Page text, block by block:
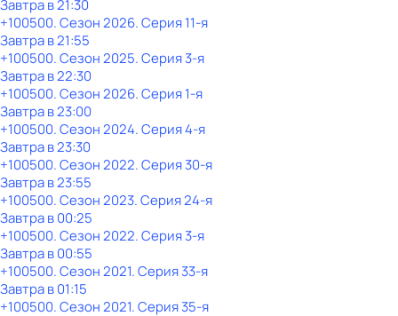
Завтра в 21:30
+100500. Сезон 2026. Серия 11-я
Завтра в 21:55
+100500. Сезон 2025. Серия 3-я
Завтра в 22:30
+100500. Сезон 2026. Серия 1-я
Завтра в 23:00
+100500. Сезон 2024. Серия 4-я
Завтра в 23:30
+100500. Сезон 2022. Серия 30-я
Завтра в 23:55
+100500. Сезон 2023. Серия 24-я
Завтра в 00:25
+100500. Сезон 2022. Серия 3-я
Завтра в 00:55
+100500. Сезон 2021. Серия 33-я
Завтра в 01:15
+100500. Сезон 2021. Серия 35-я